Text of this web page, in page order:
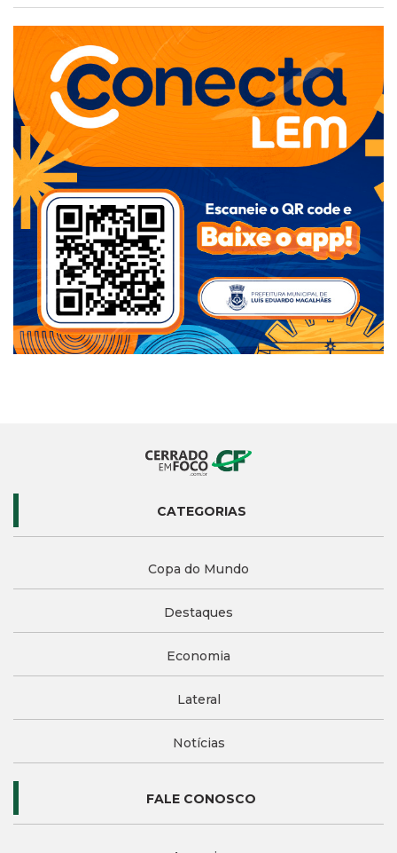
CATEGORIAS
Copa do Mundo
Destaques
Economia
Lateral
Notícias
FALE CONOSCO